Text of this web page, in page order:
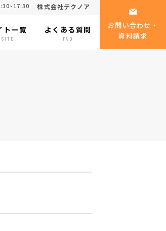
株式会社テクノア
お問い合わせ・
資料請求
ト一覧
SITE
よくある質問
FAQ